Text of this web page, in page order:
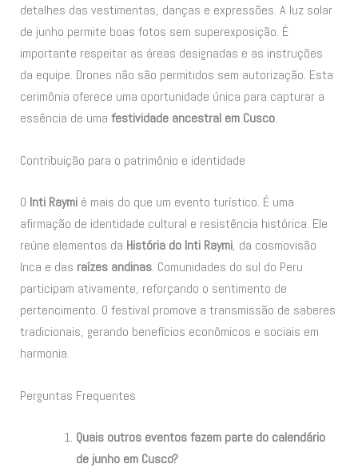
detalhes das vestimentas, danças e expressões. A luz solar
de junho permite boas fotos sem superexposição. É
importante respeitar as áreas designadas e as instruções
da equipe. Drones não são permitidos sem autorização. Esta
cerimônia oferece uma oportunidade única para capturar a
essência de umafestividade ancestral em Cusco.
Contribuição para o patrimônio e identidade
O Inti Raymi é mais do que um evento turístico. É uma
afirmação de identidade cultural e resistência histórica. Ele
reúne elementos da História do Inti Raymi, da cosmovisão
Inca e das raízes andinas. Comunidades do sul do Peru
participam ativamente, reforçando o sentimento de
pertencimento. O festival promove a transmissão de saberes
tradicionais, gerando benefícios econômicos e sociais em
harmonia.
Perguntas Frequentes
Quais outros eventos fazem parte do calendário
de junho em Cusco?